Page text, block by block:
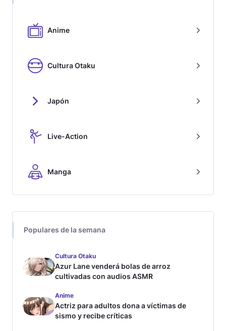
Anime
Cultura Otaku
Japón
Live-Action
Manga
Populares de la semana
Cultura Otaku
Azur Lane venderá bolas de arroz
cultivadas con audios ASMR
Anime
Actriz para adultos dona a víctimas de
sismo y recibe críticas